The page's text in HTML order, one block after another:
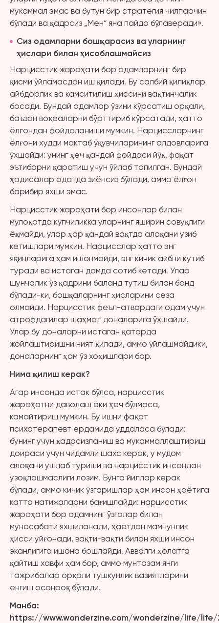
мукаммал эмас ва бутун бир стратегия чилпарчин
бўлади ва қадрсиз „Мен“ яна пайдо бўлаверади».
Сиз одамларни бошқарасиз ва уларнинг
ҳислари билан ҳисоблашмайсиз
Нарцисстик жароҳати бор одамларнинг бир
қисми ўйламасдан иш қилади. Бу салбий қилиқлар
айбдорлик ва камситилиш ҳиссини вақтинчалик
босади. Бундай одамлар ўзини кўрсатиш орқали,
баъзан воқеаларни бўрттириб кўрсатади, ҳатто
ёлғондан фойдаланиши мумкин. Нарциссларнинг
ёлғони худди мактаб ўқувчиларининг алдовларига
ўхшайди: унинг ҳеч қандай фойдаси йўқ, фақат
эътиборни қаратиш учун ўйлаб топилган. Бундай
ҳодисалар одатда зиёнсиз бўлади, аммо ёлғон
барибир яхши эмас.
Нарцисстик жароҳати бор инсонлар билан
мулоқотда кўпчиликка уларнинг яширин совуқлиги
ёқмайди, улар ҳар қандай вақтда алоқани узиб
кетишлари мумкин. Нарцисслар ҳатто энг
яқинларига ҳам ишонмайди, энг кичик айбни кутиб
туради ва истаган дамда сотиб кетади. Улар
шунчалик ўз қадрини баланд тутиш билан банд
бўлади-ки, бошқаларнинг ҳисларини сеза
олмайди. Нарцисстик феъл-атвордаги одам учун
атрофдагилар шаҳмат доналарига ўхшайди.
Улар бу доналарни истаган қаторда
жойлаштиришни ният қилади, аммо ўйлашмайдики,
доналарнинг ҳам ўз хоҳишлари бор.
Нима қилиш керак?
Агар инсонда истак бўлса, нарцисстик
жароҳатни даволаш ёки ҳеч бўлмаса,
камайтириш мумкин. Бу ишни фақат
психотерапевт ёрдамида уддаласа бўлади:
бунинг учун қадрсизланиш ва мукаммаллаштириш
доираси учун чидамли шахс керак, у мудом
алоқани ушлаб туриши ва нарцисстик инсондан
узоқлашмаслиги лозим. Бунга йиллар керак
бўлади, аммо кичик ўзгаришлар ҳам инсон ҳаётига
катта натижаларни бағишлайди: нарцисстик
жароҳати бор одамнинг ўзгалар билан
муносабати яхшиланади, ҳаётдан мамнунлик
ҳисси уйғонади, вақти-вақти билан яхши инсон
эканлигига ишона бошлайди. Аввалги ҳолатга
қайтиш хавфи ҳам бор, аммо мунтазам янги
тажрибалар орқали тушкунлик вазиятларини
енгиш осонроқ бўлади.
Манба:
https://www.wonderzine.com/wonderzine/life/life/